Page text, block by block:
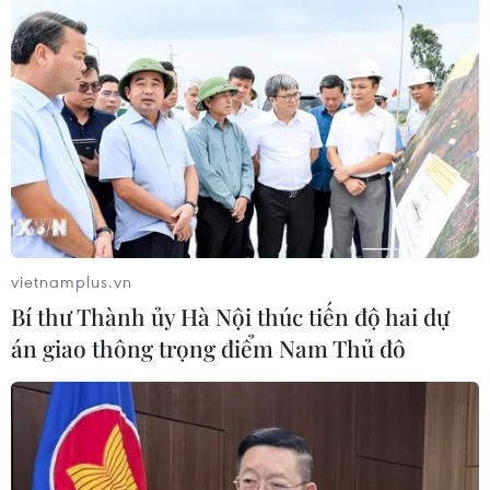
CƠ QUAN CHỦ QUẢN: THÔNG TẤN XÃ VIỆT NAM
Tổng Biên tập: TRẦN TIẾN DUẨN
Phó Tổng Biên tập: NGUYỄN THỊ TÁM, KHÚC THANH
THỦY
Sở hữu trí tuệ
Quy định sử dụng
Ngôn ngữ
TTXVN
Dịch vụ tin
Quảng cáo
Liên hệ
vietnamplus.vn
Bí thư Thành ủy Hà Nội thúc tiến độ hai dự
án giao thông trọng điểm Nam Thủ đô